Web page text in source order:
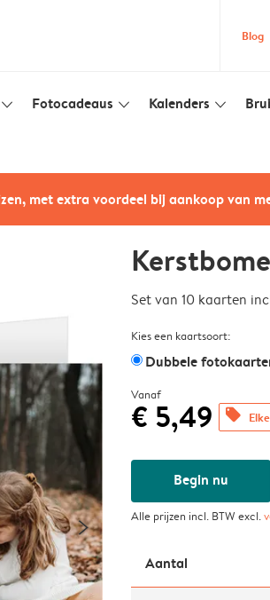
Blog
slim_arrow_down Fotocadeaus slim_arrow_down Kalenders slim_arrow_down
met extra voordeel bij aankoop van
Set van 10 kaarten
Kies een kaartsoort:
Dubbele
Vanaf
€ 5,49 offers
Begin nu
Alle prijzen incl. BTW excl.
Aantal